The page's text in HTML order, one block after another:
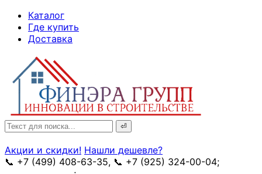
Skip
Content
Каталог
Где купить
Доставка
Search
for:
Акции и скидки! Нашли дешевле?
📞 +7 (499) 408-63-35, 📞 +7 (925) 324-00-04;